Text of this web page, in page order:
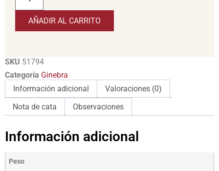
AÑADIR AL CARRITO
SKU 51794
Categoría Ginebra
Información adicional
Valoraciones (0)
Nota de cata
Observaciones
Información adicional
Peso